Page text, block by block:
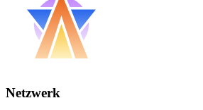
Netzwerk